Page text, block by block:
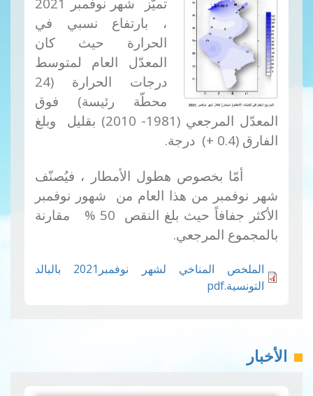
، بارتفاع نسبي في
الحرارة حيث كان
المعدّل العام لمتوسط
درجات الحرارة (24
محطّة رئيسة) فوق
المعدّل المرجعي (1981- 2010) بقليل وبلغ
الفارق (0.4 +) درجة.
أمّا بخصوص هطول الأمطار ، فيُصنّف
شهر نوفمبر من هذا العام من شهور نوفمبر
الأكثر جفافاً حيث بلغ النقص 50
%
مقارنة
بالمجموع المرجعي.
الملخص المناخي لشهر نوفمبر2021 بالبالد
التونسية.pdf
الأخبار